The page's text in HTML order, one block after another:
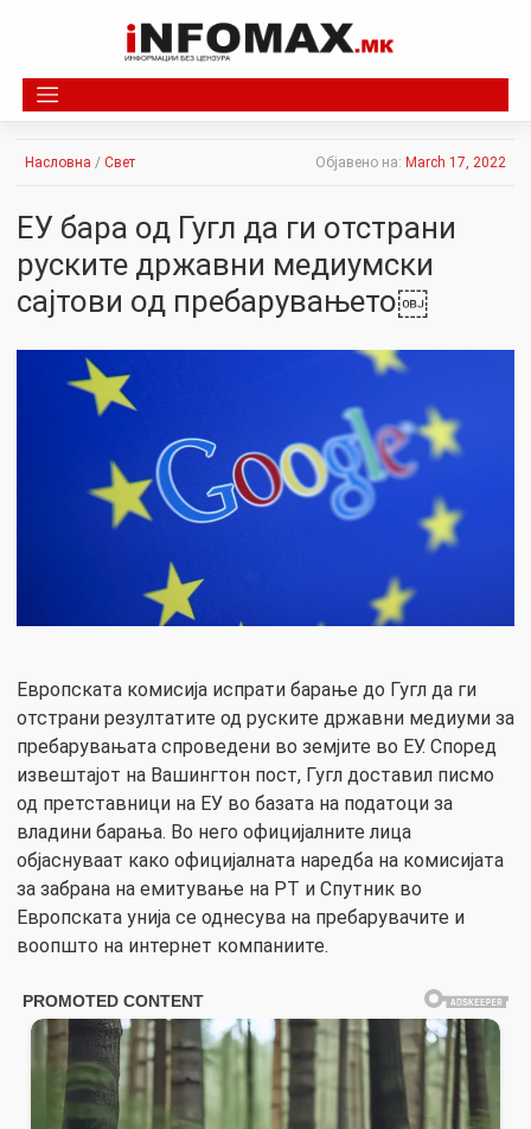
Насловна / Свет Објавено на: March 17, 2022
ЕУ бара од Гугл да ги отстрани
руските државни медиумски
сајтови од пребарувањето￼
Европската комисија испрати барање до Гугл да ги
отстрани резултатите од руските државни медиуми за
пребарувањата спроведени во земјите во ЕУ. Според
извештајот на Вашингтон пост, Гугл доставил писмо
од претставници на ЕУ во базата на податоци за
владини барања. Во него официјалните лица
објаснуваат како официјалната наредба на комисијата
за забрана на емитување на РТ и Спутник во
Европската унија се однесува на пребарувачите и
воопшто на интернет компаниите.